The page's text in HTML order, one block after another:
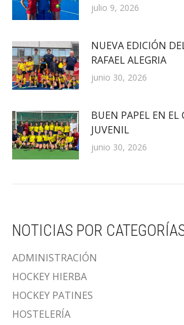
julio 9, 2026
NUEVA EDICIÓN
RAFAEL ALEGRIA
junio 30, 2026
BUEN PAPEL EN EL
JUVENIL
junio 30, 2026
NOTICIAS POR
ADMINISTRACIÓN
HOCKEY HIERBA
HOCKEY PATINES
HOSTELERÍA